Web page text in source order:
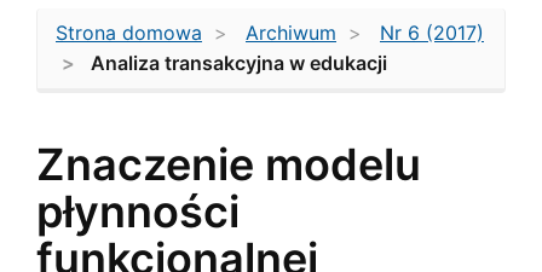
Strona domowa Archiwum
Nr 6 (2017)
Analiza transakcyjna w edukacji
Znaczenie modelu
płynności
funkcjonalnej